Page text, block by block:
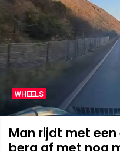
WHEELS
Man rijdt met